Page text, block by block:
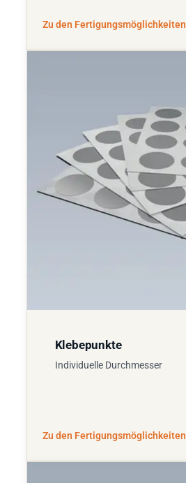
Zu den Fertigungsmöglichkeiten
Klebepunkte
Individuelle Durchmesser
Zu den Fertigungsmöglichkeiten